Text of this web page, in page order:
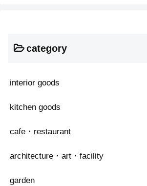
category
interior goods
kitchen goods
cafe・restaurant
architecture・art・facility
garden